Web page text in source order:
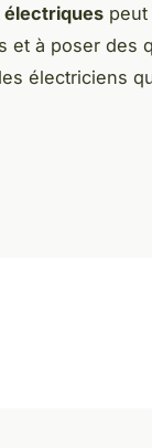
électriques
et à poser des
électriciens